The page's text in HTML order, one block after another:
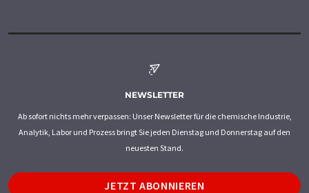
NEWSLETTER
Ab sofort nichts mehr verpassen: Unser Newsletter für die chemische Industrie,
Analytik, Labor und Prozess bringt Sie jeden Dienstag und Donnerstag auf den
neuesten Stand.
JETZT ABONNIEREN